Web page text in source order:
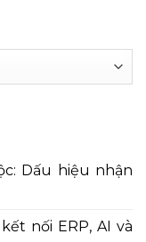
Dấu hiệu nhận
nối ERP, AI và